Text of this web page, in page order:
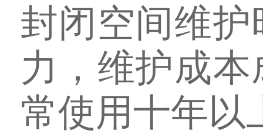
封闭空间维
力，维护成
常使用十年以